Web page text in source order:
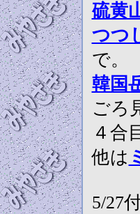
硫黄
つつ
で。
韓国
ごろ
４
他は
5/27